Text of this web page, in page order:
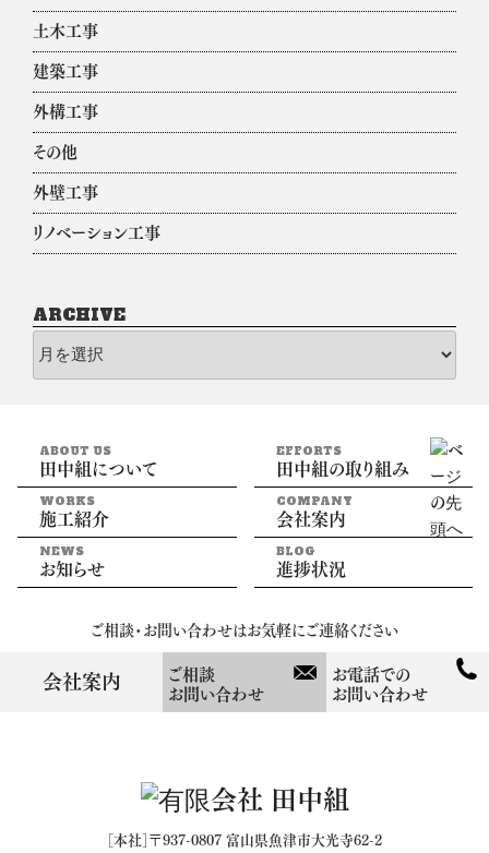
土木工事
建築工事
外構工事
その他
外壁工事
リノベーション工事
ARCHIVE
田中組について
ABOUT US
田中組の取り組み
EFFORTS
施工紹介
WORKS
会社案内
COMPANY
お知らせ
NEWS
進捗状況
BLOG
ご相談・お問い合わせはお気軽にご連絡ください
会社案内
ご相談
お問い合わせ
お電話での
お問い合わせ
［本社］〒937-0807 富山県魚津市大光寺62-2